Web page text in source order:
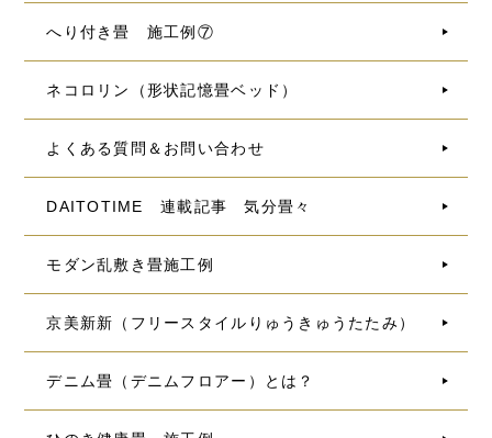
へり付き畳 施工例⑦
ネコロリン（形状記憶畳ベッド）
よくある質問＆お問い合わせ
DAITOTIME 連載記事 気分畳々
モダン乱敷き畳施工例
京美新新（フリースタイルりゅうきゅうたたみ）
デニム畳（デニムフロアー）とは？